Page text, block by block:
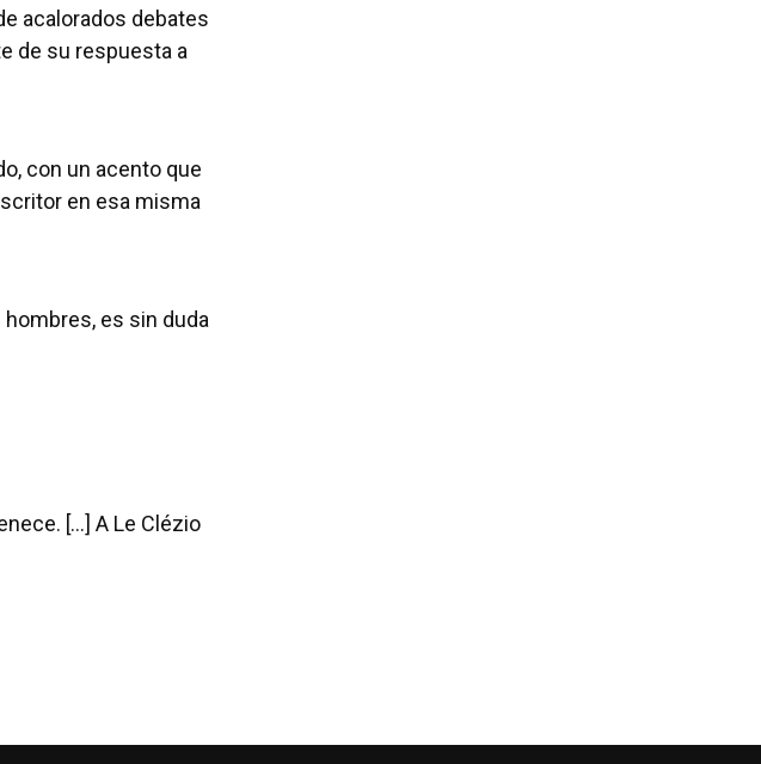
acalorados debates
de su respuesta a
con un acento que
en esa misma
es sin duda
[...] A Le Clézio